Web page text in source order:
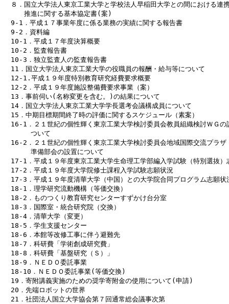
８．国立大学法人東京工業大学と学校法人早稲田大学との間における連
推進に関する基本協定書(案)
9-1．平成１７事業年度に係る業務の実績に関する報告書
9-2．資料編
10-1．平成１７年度決算概要
10-2．監査報告書
10-3．独立監査人の監査報告書
11．国立大学法人東京工業大学の役職員の報酬・給与等について
12-1.平成１９年度特別教育研究経費要求概要
12-2．平成１９年度施設整備費要求事業（案）
13．事前伺い(名称変更を含む。)の結果について
14．国立大学法人東京工業大学学長選考会議構成員について
15．中期目標期間終了時の評価に関するスケジュール（素案）
16-1．２１世紀の個性輝く東京工業大学検討委員会教員組織検討ＷＧの
ついて
16-2．２１世紀の個性輝く東京工業大学検討委員会地域国際交流プラザ
準備部会の設置について
17-1．平成１９年度東京工業大学生命理工学部編入学試験（特別選抜）
17-2．平成１９年度大学院修士課程入学試験志願状況
17-3．平成１９年度清華大学（中国）との大学院合同プログラム志願状
18-1．理学研究流動機構（等価交換）
18-2．ものつくり教育研究センターすずかけ台分室
18-3．国際室・統合研究院（交換）
18-4．清華大学（変更）
18-5．学生支援センター
18-6．本館等改修工事に伴う避難先
18-7．科研費「学術創成研究費」
18-8．科研費「基盤研究（Ｓ）」
18-9．ＮＥＤＯ委託事業
18-10．ＮＥＤＯ委託事業(等価交換)
19．寄附講義実施のための奨学寄附金の使用について(申請)
20．先端ロボットの世界
21．社団法人国立大学協会第７回通常総会議事次第